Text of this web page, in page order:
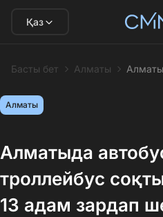
Қаз
Басты бет Алматы
Алматы
Алматыда
троллейбус
13 адам зардап